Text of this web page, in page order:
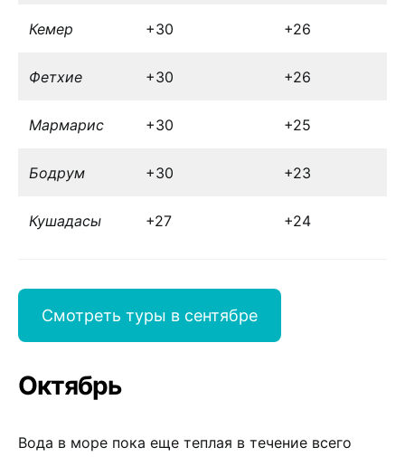
Кемер +30 +26
Фетхие +30 +26
Мармарис +30 +25
Бодрум +30 +23
Кушадасы +27 +24
Смотреть туры в сентябре
Октябрь
Вода в море пока еще теплая в течение всего